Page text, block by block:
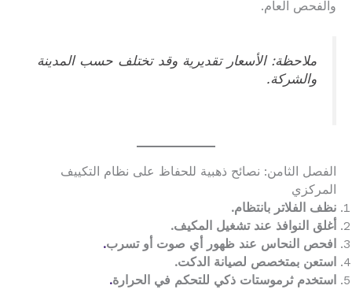
والفحص العام.
ملاحظة: الأسعار تقديرية وقد تختلف حسب المدينة
والشركة.
الفصل الثامن: نصائح ذهبية للحفاظ على نظام التكييف
المركزي
نظف الفلاتر بانتظام.
أغلق النوافذ عند تشغيل المكيف.
افحص النحاس عند ظهور أي صوت أو تسرب.
استعن بمتخصص لصيانة الدكت.
استخدم ثرموستات ذكي للتحكم في الحرارة.